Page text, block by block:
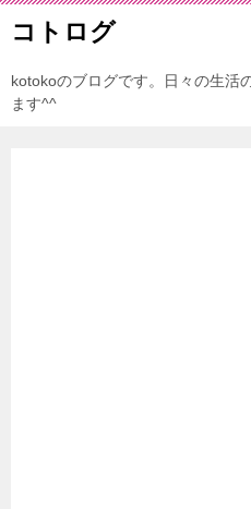
コトログ
kotokoのブログです。日々の生活
ます^^